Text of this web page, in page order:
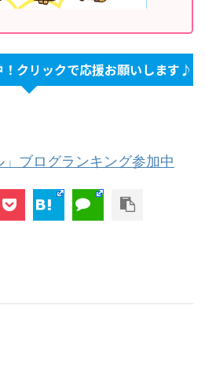
クリックで応援お願いします♪